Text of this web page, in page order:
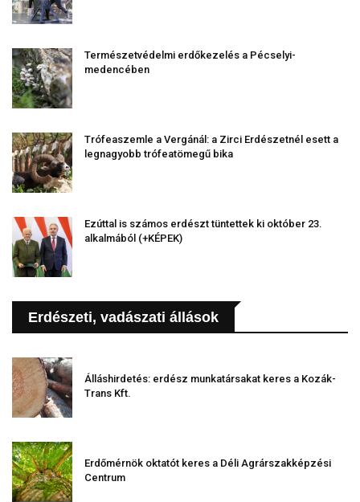
Természetvédelmi erdőkezelés a Pécselyi-
medencében
Trófeaszemle a Vergánál: a Zirci Erdészetnél esett a
legnagyobb trófeatömegű bika
Ezúttal is számos erdészt tüntettek ki október 23.
alkalmából (+KÉPEK)
Erdészeti, vadászati állások
Álláshirdetés: erdész munkatársakat keres a Kozák-
Trans Kft.
Erdőmérnök oktatót keres a Déli Agrárszakképzési
Centrum